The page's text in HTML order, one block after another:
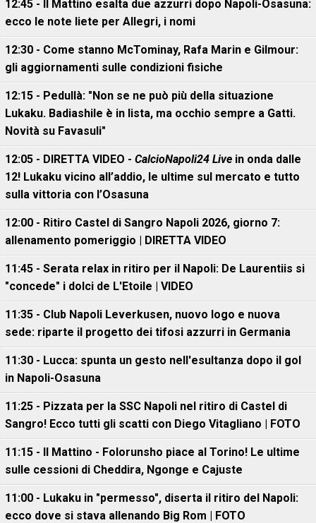
12:45 - Il Mattino esalta due azzurri dopo Napoli-Osasuna:
ecco le note liete per Allegri, i nomi
12:30 - Come stanno McTominay, Rafa Marin e Gilmour:
gli aggiornamenti sulle condizioni fisiche
12:15 - Pedullà: "Non se ne può più della situazione
Lukaku. Badiashile è in lista, ma occhio sempre a Gatti.
Novità su Favasuli"
12:05 - DIRETTA VIDEO - CalcioNapoli24 Live in onda dalle
12! Lukaku vicino all’addio, le ultime sul mercato e tutto
sulla vittoria con l’Osasuna
12:00 - Ritiro Castel di Sangro Napoli 2026, giorno 7:
allenamento pomeriggio | DIRETTA VIDEO
11:45 - Serata relax in ritiro per il Napoli: De Laurentiis si
"concede" i dolci de L'Etoile | VIDEO
11:35 - Club Napoli Leverkusen, nuovo logo e nuova
sede: riparte il progetto dei tifosi azzurri in Germania
11:30 - Lucca: spunta un gesto nell'esultanza dopo il gol
in Napoli-Osasuna
11:25 - Pizzata per la SSC Napoli nel ritiro di Castel di
Sangro! Ecco tutti gli scatti con Diego Vitagliano | FOTO
11:15 - Il Mattino - Folorunsho piace al Torino! Le ultime
sulle cessioni di Cheddira, Ngonge e Cajuste
11:00 - Lukaku in "permesso", diserta il ritiro del Napoli:
ecco dove si stava allenando Big Rom | FOTO